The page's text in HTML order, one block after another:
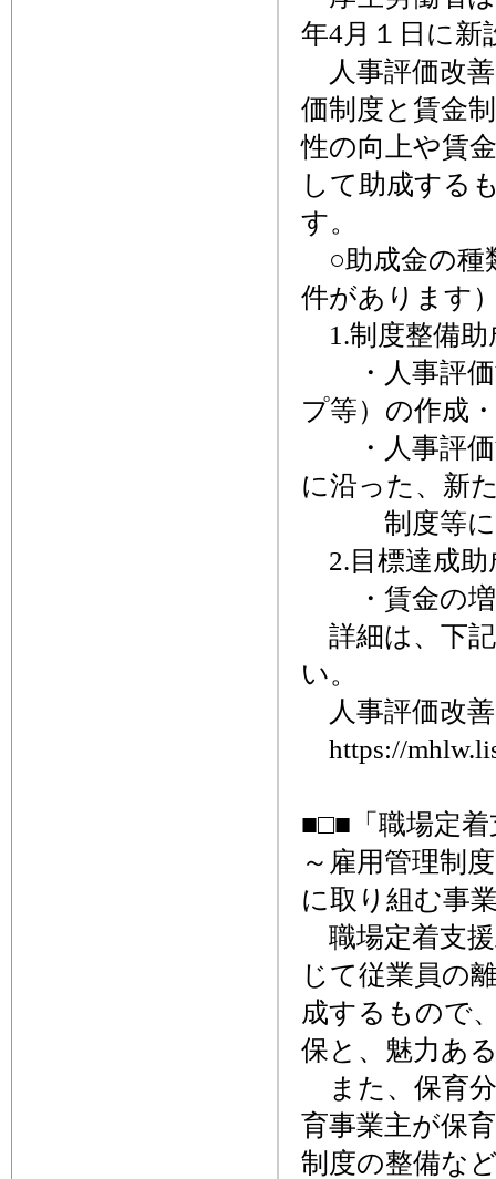
年4月１日に新
人事評価改善
価制度と賃金
性の向上や賃
して助成する
す。
○助成金の種
件があります
1.制度整備
・人事評価
プ等）の作成
・人事評価
に沿った、新
制度等に基
2.目標達成
・賃金の増
詳細は、下
い。
人事評価改
https://
■□■「職場定
～雇用管理制
に取り組む事
職場定着支援
じて従業員の
成するもので
保と、魅力あ
また、保育
育事業主が保
制度の整備な